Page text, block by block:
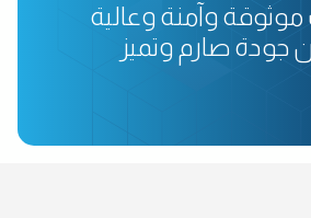
وآمنة وعالية
جودة صارم وتميز